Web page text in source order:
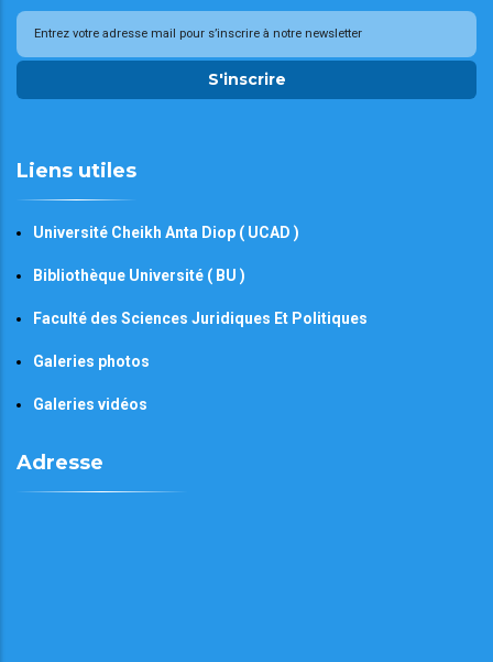
S'inscrire
Liens utiles
Université Cheikh Anta Diop ( UCAD )
Bibliothèque Université ( BU )
Faculté des Sciences Juridiques Et Politiques
Galeries photos
Galeries vidéos
Adresse